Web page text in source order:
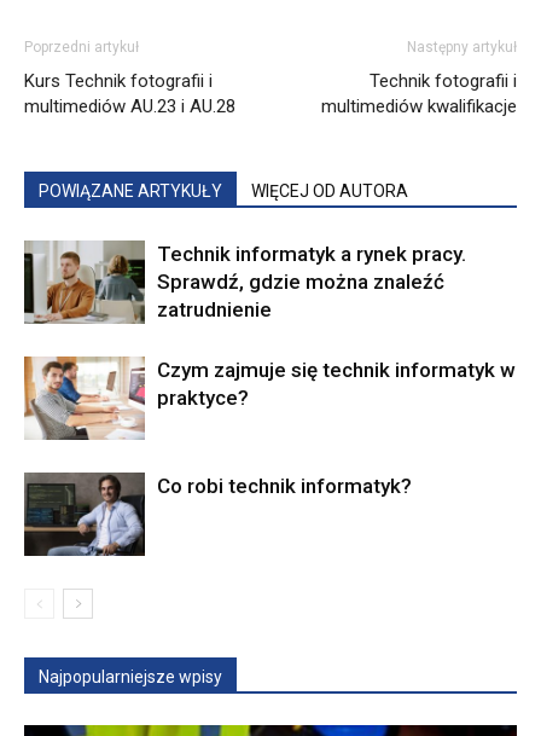
Poprzedni artykuł
Kurs Technik fotografii i
multimediów AU.23 i AU.28
Następny artykuł
Technik fotografii i
multimediów kwalifikacje
POWIĄZANE ARTYKUŁY WIĘCEJ OD AUTORA
Technik informatyk a rynek pracy.
Sprawdź, gdzie można znaleźć
zatrudnienie
Czym zajmuje się technik informatyk w
praktyce?
Co robi technik informatyk?
Najpopularniejsze wpisy